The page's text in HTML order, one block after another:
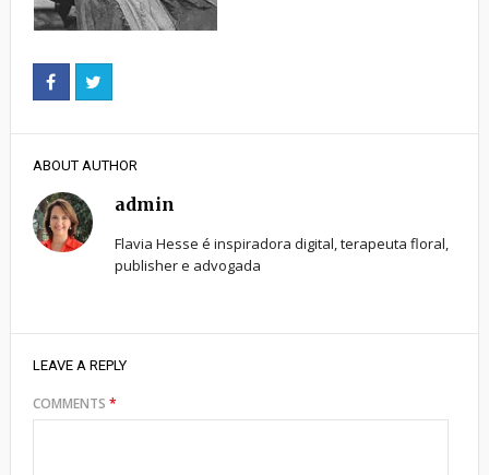
ABOUT AUTHOR
admin
Flavia Hesse é inspiradora digital, terapeuta floral,
publisher e advogada
LEAVE A REPLY
COMMENTS *